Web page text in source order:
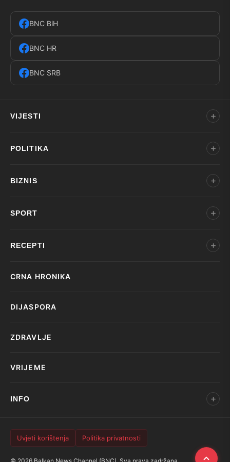
BNC BiH
BNC HR
BNC SRB
VIJESTI
POLITIKA
BIZNIS
SPORT
RECEPTI
CRNA HRONIKA
DIJASPORA
ZDRAVLJE
VRIJEME
INFO
Uvjeti korištenja Politika privatnosti